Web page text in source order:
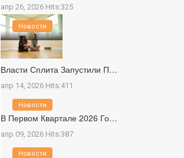
апр 26, 2026 Hits:325
Власти Сплита Запустили П…
апр 14, 2026 Hits:411
Новости
В Первом Квартале 2026 Го…
апр 09, 2026 Hits:387
Новости
Новости